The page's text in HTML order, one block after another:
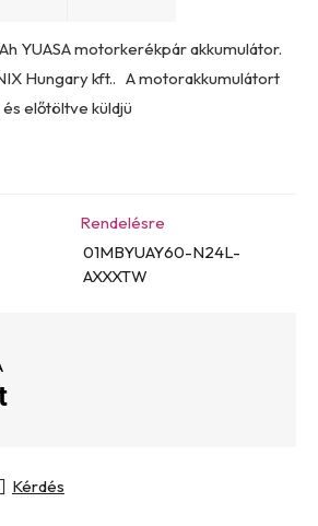
YUASA motorkerékpár akkumulátor.
Hungary kft.. A motorakkumulátort
előtöltve küldjü
Rendelésre
01MBYUAY60-N24L-
AXXXTW
Kérdés